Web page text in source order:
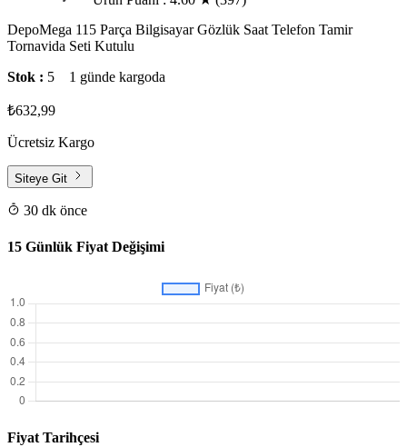
DepoMega 115 Parça Bilgisayar Gözlük Saat Telefon Tamir
Tornavida Seti Kutulu
Stok : 5 1 günde kargoda
₺632,99
Ücretsiz Kargo
Siteye Git
30 dk önce
15 Günlük Fiyat Değişimi
Fiyat Tarihçesi